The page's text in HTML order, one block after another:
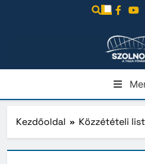
Kezdőoldal Közzétételi